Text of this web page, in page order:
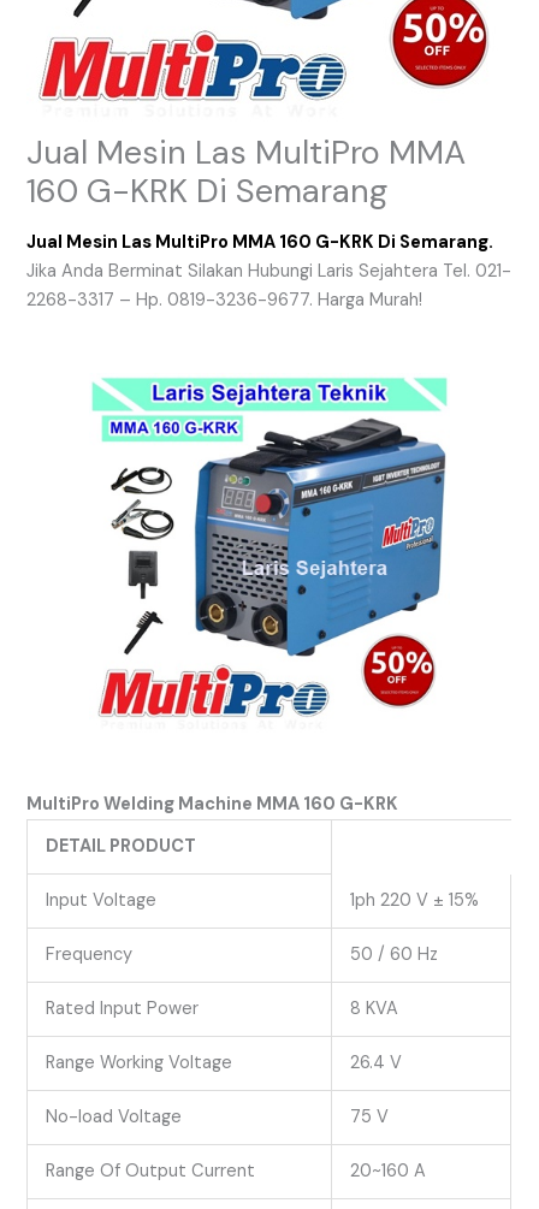
Jual Mesin Las MultiPro MMA
160 G-KRK Di Semarang
Jual Mesin Las MultiPro MMA 160 G-KRK Di Semarang.
Jika Anda Berminat Silakan Hubungi Laris Sejahtera Tel. 021-
2268-3317 – Hp. 0819-3236-9677. Harga Murah!
MultiPro Welding Machine MMA 160 G-KRK
DETAIL PRODUCT
Input Voltage 1ph 220 V ± 15%
Frequency 50 / 60 Hz
Rated Input Power 8 KVA
Range Working Voltage 26.4 V
No-load Voltage 75 V
Range Of Output Current 20~160 A